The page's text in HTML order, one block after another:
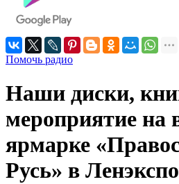
Помочь радио
Наши диски,
мероприятие на
ярмарке
Русь» в Ленэкспо